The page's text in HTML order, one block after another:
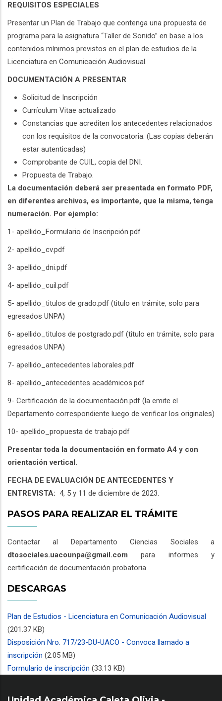
REQUISITOS ESPECIALES
Presentar un Plan de Trabajo que contenga una propuesta de
programa para la asignatura “Taller de Sonido” en base a los
contenidos mínimos previstos en el plan de estudios de la
Licenciatura en Comunicación Audiovisual.
DOCUMENTACIÓN A PRESENTAR
Solicitud de Inscripción
Currículum Vitae actualizado
Constancias que acrediten los antecedentes relacionados
con los requisitos de la convocatoria. (Las copias deberán
estar autenticadas)
Comprobante de CUIL, copia del DNI.
Propuesta de Trabajo.
La documentación deberá ser presentada en formato PDF,
en diferentes archivos, es importante, que la misma, tenga
numeración. Por ejemplo:
1- apellido_Formulario de Inscripción.pdf
2- apellido_cv.pdf
3- apellido_dni.pdf
4- apellido_cuil.pdf
5- apellido_titulos de grado.pdf (titulo en trámite, solo para
egresados UNPA)
6- apellido_titulos de postgrado.pdf (titulo en trámite, solo para
egresados UNPA)
7- apellido_antecedentes laborales.pdf
8- apellido_antecedentes académicos.pdf
9- Certificación de la documentación.pdf (la emite el
Departamento correspondiente luego de verificar los originales)
10- apellido_propuesta de trabajo.pdf
Presentar toda la documentación en formato A4 y con
orientación vertical.
FECHA DE EVALUACIÓN DE ANTECEDENTES Y
ENTREVISTA: 4, 5 y 11 de diciembre de 2023.
PASOS PARA REALIZAR EL TRÁMITE
Contactar al Departamento Ciencias Sociales a
dtosociales.uacounpa@gmail.com para informes y
certificación de documentación probatoria.
DESCARGAS
Plan de Estudios - Licenciatura en Comunicación Audiovisual
(201.37 KB)
Disposición Nro. 717/23-DU-UACO - Convoca llamado a
inscripción (2.05 MB)
Formulario de inscripción (33.13 KB)